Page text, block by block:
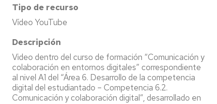
Tipo de recurso
Vídeo YouTube
Descripción
Video dentro del curso de formación “Comunicación y
colaboración en entornos digitales” correspondiente
al nivel A1 del “Área 6. Desarrollo de la competencia
digital del estudiantado – Competencia 6.2.
Comunicación y colaboración digital”, desarrollado en